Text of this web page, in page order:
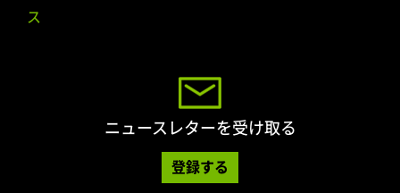
ス
ニュースレターを受け取る
登録する